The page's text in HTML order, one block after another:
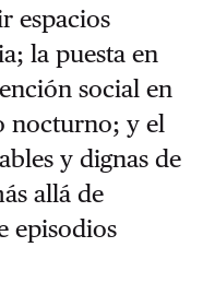
espacios
la puesta en
social en
nocturno; y el
y dignas de
allá de
episodios